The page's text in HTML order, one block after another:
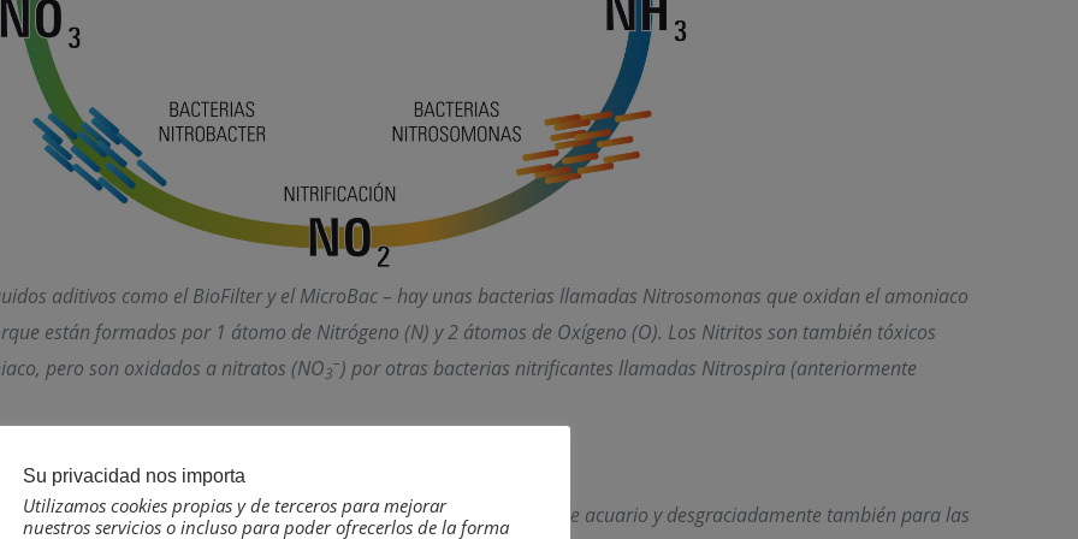
aditivos como el BioFilter y el MicroBac – hay unas bacterias llamadas Nitrosomonas que oxidan el amoniaco
están formados por 1 átomo de Nitrógeno (N) y 2 átomos de Oxígeno (O). Los Nitritos son también tóxicos
pero son oxidados a nitratos (NO3
–) por otras bacterias nitrificantes llamadas Nitrospira (anteriormente
de agua dulce y son un excelente fertilizante para las plantas de acuario y desgraciadamente también para las
Su privacidad nos importa
Utilizamos cookies propias y de terceros para mejorar
nuestros servicios o incluso para poder ofrecerlos de la forma